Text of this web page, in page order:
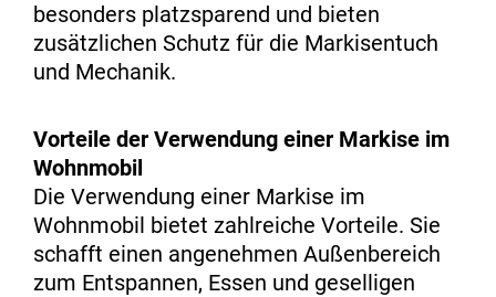
besonders platzsparend und bieten
zusätzlichen Schutz für die Markisentuch
und Mechanik.
Vorteile der Verwendung einer Markise im
Wohnmobil
Die Verwendung einer Markise im
Wohnmobil bietet zahlreiche Vorteile. Sie
schafft einen angenehmen Außenbereich
zum Entspannen, Essen und geselligen